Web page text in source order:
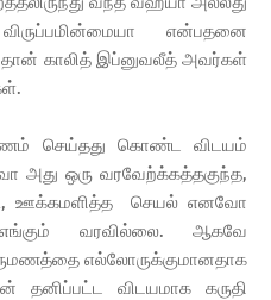
என்பதனை
தான் காலித் இப்னுவலீத் அவர்கள்
செய்தது கொண்ட விடயம்
அது ஒரு வரவேற்க்கத்தகுந்த,
ஊக்கமளித்த செயல் எனவோ
வரவில்லை. ஆகவே
எல்லோருக்குமானதாக
தனிப்பட்ட விடயமாக கருதி